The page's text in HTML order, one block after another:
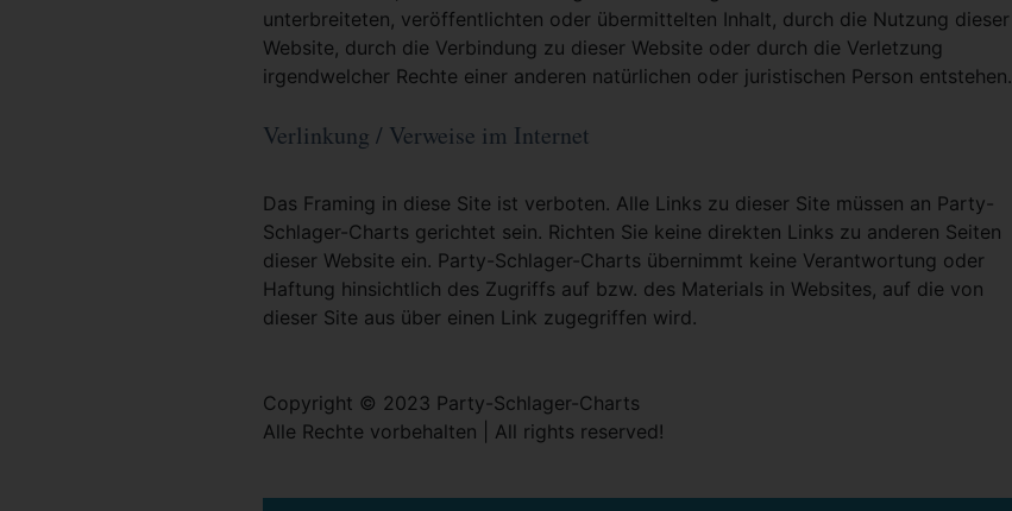
unterbreiteten, veröffentlichten oder übermittelten Inhalt, durch die Nutzung dieser
Website, durch die Verbindung zu dieser Website oder durch die Verletzung
irgendwelcher Rechte einer anderen natürlichen oder juristischen Person entstehen.
Verlinkung / Verweise im Internet
Das Framing in diese Site ist verboten. Alle Links zu dieser Site müssen an Party-
Schlager-Charts gerichtet sein. Richten Sie keine direkten Links zu anderen Seiten
dieser Website ein. Party-Schlager-Charts übernimmt keine Verantwortung oder
Haftung hinsichtlich des Zugriffs auf bzw. des Materials in Websites, auf die von
dieser Site aus über einen Link zugegriffen wird.
Copyright © 2023 Party-Schlager-Charts
Alle Rechte vorbehalten | All rights reserved!